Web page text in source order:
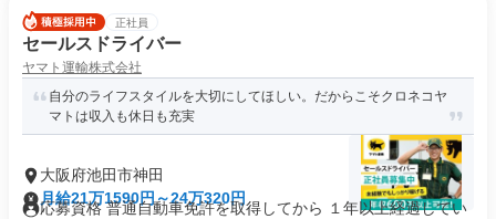
正社員
セールスドライバー
ヤマト運輸株式会社
自分のライフスタイルを大切にしてほしい。だからこそクロネコヤ
マトは収入も休日も充実
大阪府池田市神田
月給21万1590円～24万320円
応募資格 普通自動車免許を取得してから １年以上経過してい